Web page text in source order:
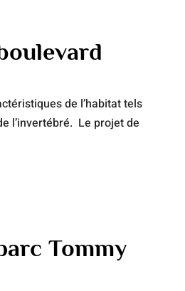
de l’habitat tels
l’invertébré. Le projet de
Tommy